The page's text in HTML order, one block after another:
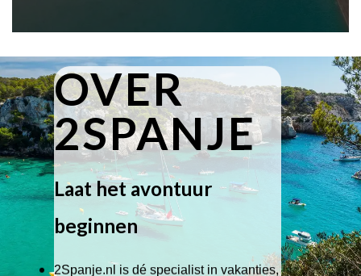
OVER
2SPANJE
Laat het avontuur
beginnen
2Spanje.nl is dé specialist in vakanties,